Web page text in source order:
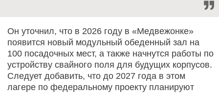
Он уточнил, что в 2026 году в «Медвежонке»
появится новый модульный обеденный зал на
100 посадочных мест, а также начнутся работы по
устройству свайного поля для будущих корпусов.
Следует добавить, что до 2027 года в этом
лагере по федеральному проекту планируют